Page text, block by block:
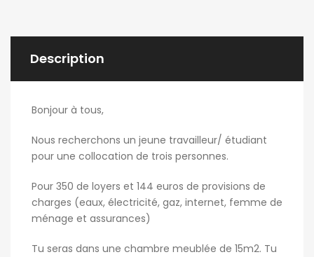
Description
Bonjour à tous,
Nous recherchons un jeune travailleur/ étudiant
pour une collocation de trois personnes.
Pour 350 de loyers et 144 euros de provisions de
charges (eaux, électricité, gaz, internet, femme de
ménage et assurances)
Tu seras dans une chambre meublée de 15m2. Tu